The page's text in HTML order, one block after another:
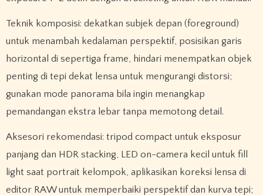
Teknik komposisi: dekatkan subjek depan (foreground)
untuk menambah kedalaman perspektif, posisikan garis
horizontal di sepertiga frame, hindari menempatkan objek
penting di tepi dekat lensa untuk mengurangi distorsi;
gunakan mode panorama bila ingin menangkap
pemandangan ekstra lebar tanpa memotong detail.
Aksesori rekomendasi: tripod compact untuk eksposur
panjang dan HDR stacking, LED on-camera kecil untuk fill
light saat portrait kelompok, aplikasikan koreksi lensa di
editor RAW untuk memperbaiki perspektif dan kurva tepi;